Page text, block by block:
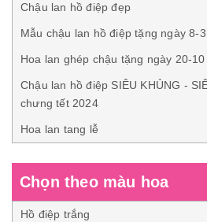
Chậu lan hồ điệp đẹp
Mẫu chậu lan hồ điệp tặng ngày 8-3
Hoa lan ghép chậu tặng ngày 20-10
Chậu lan hồ điệp SIÊU KHỦNG -
chưng tết 2024
Hoa lan tang lễ
Chọn theo màu hoa
Hồ điệp trắng